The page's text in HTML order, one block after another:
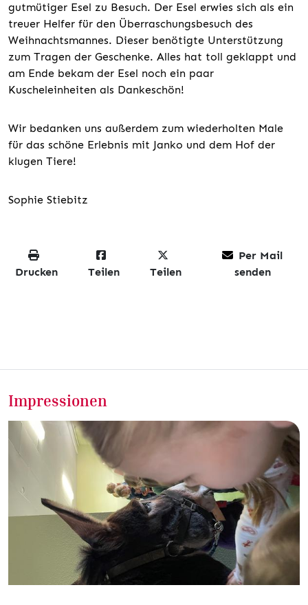
gutmütiger Esel zu Besuch. Der Esel erwies sich als ein
treuer Helfer für den Überraschungsbesuch des
Weihnachtsmannes. Dieser benötigte Unterstützung
zum Tragen der Geschenke. Alles hat toll geklappt und
am Ende bekam der Esel noch ein paar
Kuscheleinheiten als Dankeschön!
Wir bedanken uns außerdem zum wiederholten Male
für das schöne Erlebnis mit Janko und dem Hof der
klugen Tiere!
Sophie Stiebitz
Drucken Teilen Teilen
Per Mail
senden
Impressionen